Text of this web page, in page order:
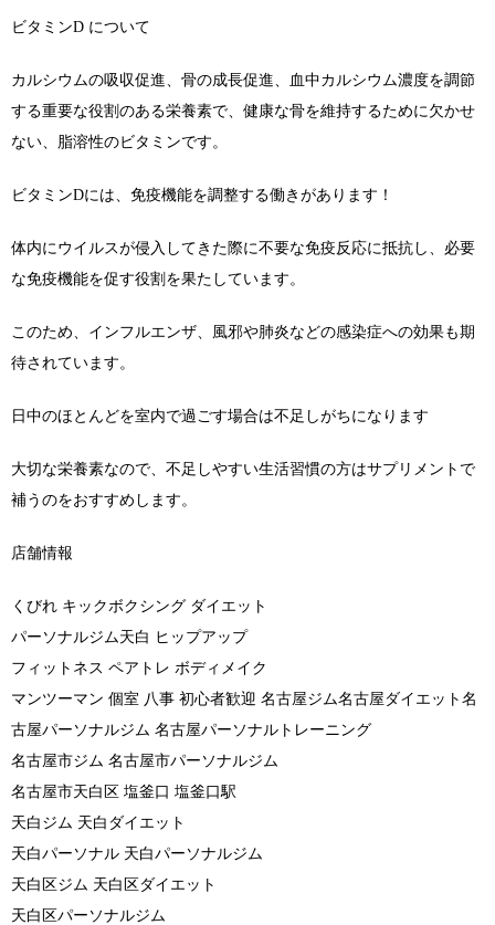
ビタミンD について
カルシウムの吸収促進、骨の成長促進、血中カルシウム濃度を調節
する重要な役割のある栄養素で、健康な骨を維持するために欠かせ
ない、脂溶性のビタミンです。
ビタミンDには、免疫機能を調整する働きがあります！
体内にウイルスが侵入してきた際に不要な免疫反応に抵抗し、必要
な免疫機能を促す役割を果たしています。
このため、インフルエンザ、風邪や肺炎などの感染症への効果も期
待されています。
日中のほとんどを室内で過ごす場合は不足しがちになります
大切な栄養素なので、不足しやすい生活習慣の方はサプリメントで
補うのをおすすめします。
店舗情報
くびれ キックボクシング ダイエット
パーソナルジム天白 ヒップアップ
フィットネス ペアトレ ボディメイク
マンツーマン 個室 八事 初心者歓迎 名古屋ジム名古屋ダイエット名
古屋パーソナルジム 名古屋パーソナルトレーニング
名古屋市ジム 名古屋市パーソナルジム
名古屋市天白区 塩釜口 塩釜口駅
天白ジム 天白ダイエット
天白パーソナル 天白パーソナルジム
天白区ジム 天白区ダイエット
天白区パーソナルジム